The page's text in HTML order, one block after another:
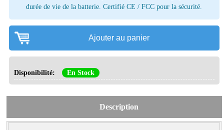
durée de vie de la batterie. Certifié CE / FCC pour la sécurité.
Ajouter au panier
Disponibilité: En Stock
Description